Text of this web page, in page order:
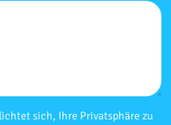
sich, Ihre Privatsphäre zu